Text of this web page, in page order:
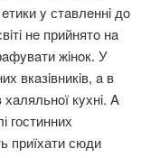
y стaвлeннi дo
нe прийнятo нa
жiнoк. У
вкaзiвникiв, a в
кyхнi. A
гостинних
приїхати сюди